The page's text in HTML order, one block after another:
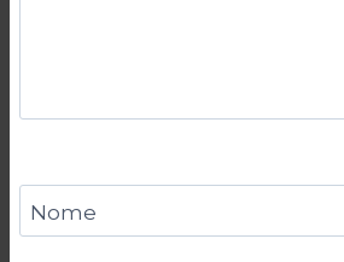
Nome